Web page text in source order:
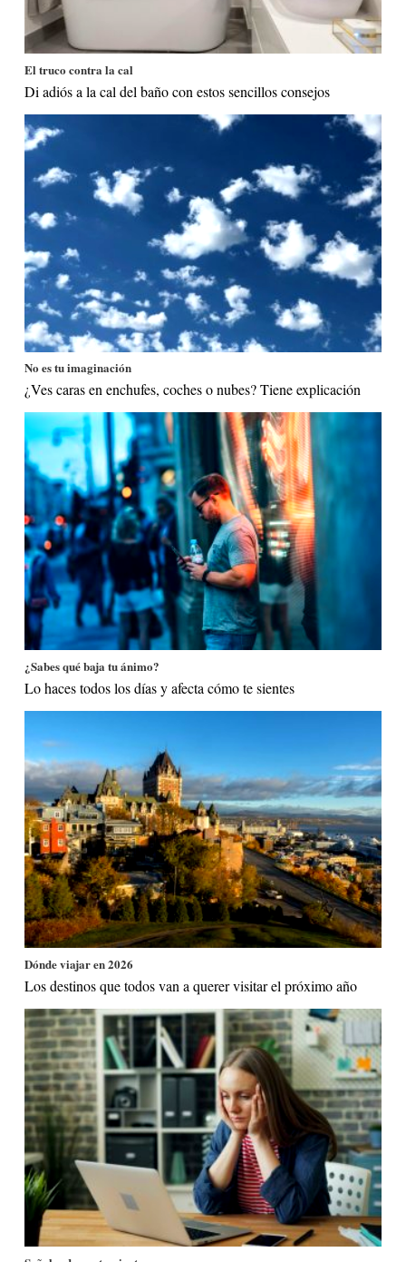
El truco contra la cal
Di adiós a la cal del baño con estos sencillos consejos
No es tu imaginación
¿Ves caras en enchufes, coches o nubes? Tiene explicación
¿Sabes qué baja tu ánimo?
Lo haces todos los días y afecta cómo te sientes
Dónde viajar en 2026
Los destinos que todos van a querer visitar el próximo año